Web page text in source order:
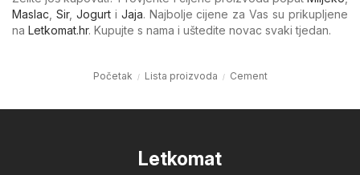
Maslac Sir, Jogurti Jaja. Najbolje cijene za Vas su prikupljene
na Letkomat.hr. Kupujte s nama i uštedite novac svaki tjedan.
Početak Lista proizvoda Cement
Letkomat